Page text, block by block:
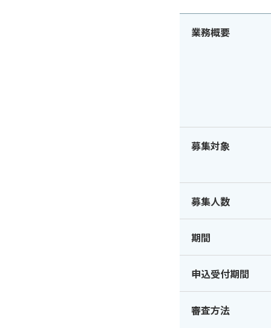
業務概要
募集対象
募集人数
期間
申込受付期間
審査方法